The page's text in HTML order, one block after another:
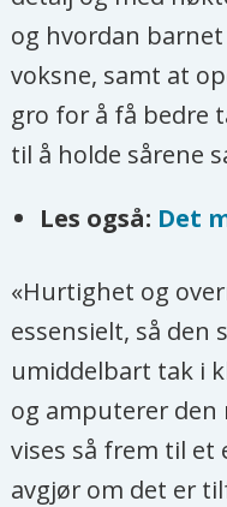
og hvordan
voksne, samt at
gro for å få bedre
til å holde sårene
Les også: Det
«Hurtighet og
essensielt, så
umiddelbart tak i
og amputerer
vises så frem til et
avgjør om det er